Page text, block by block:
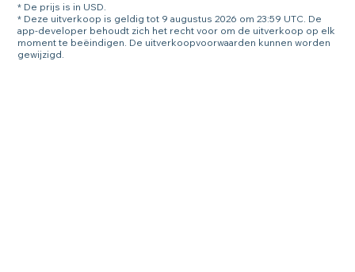
* De prijs is in USD.
* Deze uitverkoop is geldig tot 9 augustus 2026 om 23:59 UTC. De
app-developer behoudt zich het recht voor om de uitverkoop op elk
moment te beëindigen. De uitverkoopvoorwaarden kunnen worden
gewijzigd.